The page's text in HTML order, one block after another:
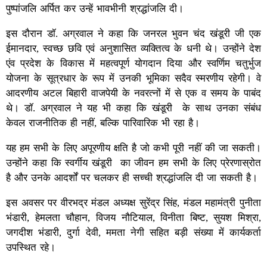
पुष्पांजलि अर्पित कर उन्हें भावभीनी श्रद्धांजलि दी।
इस दौरान डॉ. अग्रवाल ने कहा कि जनरल भुवन चंद खंडूरी जी एक
ईमानदार, स्वच्छ छवि एवं अनुशासित व्यक्तित्व के धनी थे। उन्होंने देश
एंव प्रदेश के विकास में महत्वपूर्ण योगदान दिया और स्वर्णिम चतुर्भुज
योजना के सूत्रधार के रूप में उनकी भूमिका सदैव स्मरणीय रहेगी। वे
आदरणीय अटल बिहारी वाजपेयी के नवरत्नों में से एक व समय के पाबंद
थे। डॉ. अग्रवाल ने यह भी कहा कि खंडूरी के साथ उनका संबंध
केवल राजनीतिक ही नहीं, बल्कि पारिवारिक भी रहा है।
यह हम सभी के लिए अपूरणीय क्षति है जो कभी पूरी नहीं की जा सकती।
उन्होंने कहा कि स्वर्गीय खंडूरी का जीवन हम सभी के लिए प्रेरणास्रोत
है और उनके आदर्शों पर चलकर ही सच्ची श्रद्धांजलि दी जा सकती है।
इस अवसर पर वीरभद्र मंडल अध्यक्ष सुरेंद्र सिंह, मंडल महामंत्री पुनीता
भंडारी, हेमलता चौहान, विजय नौटियाल, विनीता बिष्ट, सुयश मिश्रा,
जगदीश भंडारी, दुर्गा देवी, ममता नेगी सहित बड़ी संख्या में कार्यकर्ता
उपस्थित रहे।